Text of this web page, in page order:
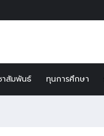
าสัมพันธ์ ทุนการศึกษา